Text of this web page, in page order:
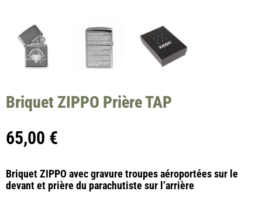
Briquet ZIPPO Prière TAP
65,00 €
Briquet ZIPPO avec gravure troupes aéroportées sur le
devant et prière du parachutiste sur l’arrière